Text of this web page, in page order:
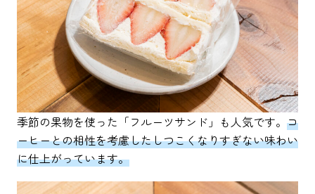
季節の果物を使った「フルーツサンド」も人気です。 コ
ーヒーとの相性を考慮したしつこくなりすぎない味わい
に仕上がっています。